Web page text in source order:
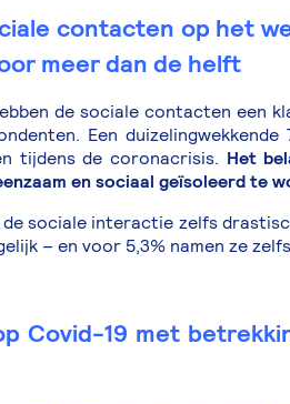
contacten op het
meer dan de helft
de sociale contacten een
Een
tijdens de coronacrisis. Het
en sociaal geïsoleerd te
sociale interactie zelfs
– en voor 5,3% namen ze
Covid-19 met